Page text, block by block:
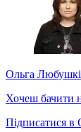
Ольга
Хочеш бачити
Підписатися в